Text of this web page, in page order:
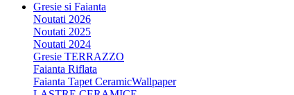
Gresie si Faianta
Noutati 2026
Noutati 2025
Noutati 2024
Gresie TERRAZZO
Faianta Riflata
Faianta Tapet CeramicWallpaper